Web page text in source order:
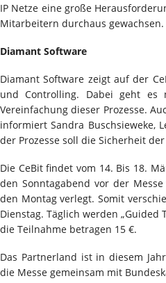
IP Netze eine große
Mitarbeitern durchaus gewachsen.
Diamant Software
Diamant Software zeigt auf der
und Controlling. Dabei geht
Vereinfachung dieser Prozesse.
informiert Sandra Buschsieweke,
der Prozesse soll die Sicherheit
Die CeBit findet vom 14. Bis 18.
den Sonntagabend vor der
den Montag verlegt. Somit
Dienstag. Täglich werden „Guided
die Teilnahme betragen 15 €.
Das Partnerland ist in diesem
die Messe gemeinsam mit